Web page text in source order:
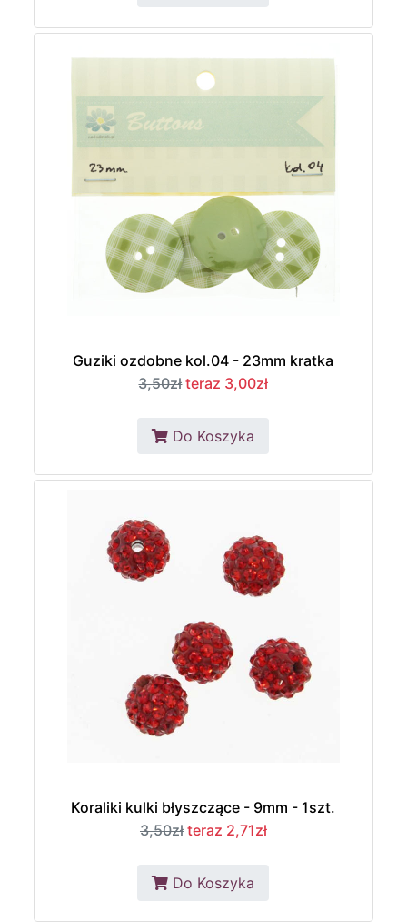
Guziki ozdobne kol.04 - 23mm kratka
3,50zł teraz 3,00zł
Do Koszyka
Koraliki kulki błyszczące - 9mm - 1szt.
3,50zł teraz 2,71zł
Do Koszyka